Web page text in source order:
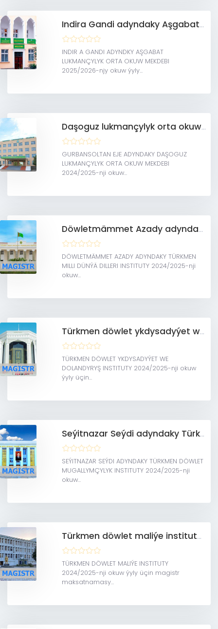
Indira Gandi adyndaky Aşgabat lukmançylyk orta okuw mekdebi
INDIR A GANDI ADYNDKY AŞGABAT
LUKMANÇYLYK ORTA OKUW MEKDEBI
2025/2026-njy okuw ýyly...
Daşoguz lukmançylyk orta okuw mekdebi
GURBANSOLTAN EJE ADYNDAKY DAŞOGUZ
LUKMANÇYLYK ORTA OKUW MEKDEBI
2024/2025-nji okuw...
Döwletmämmet Azady adyndaky Türkmen milli dünýä dilleri instituty (Magistratura)
DÖWLETMÄMMET AZADY ADYNDAKY TÜRKMEN
MILLI DÜNÝÄ DILLERI INSTITUTY 2024/2025-nji
okuw...
Türkmen döwlet ykdysadyýet we dolandyryş instituty (Magistratura)
TÜRKMEN DÖWLET YKDYSADYÝET WE
DOLANDYRYŞ INSTITUTY 2024/2025-nji okuw
ýyly üçin...
Seýitnazar Seýdi adyndaky Türkmen döwlet mugallymçylyk instituty (Magistratura)
SEÝITNAZAR SEÝDI ADYNDAKY TÜRKMEN DÖWLET
MUGALLYMÇYLYK INSTITUTY 2024/2025-nji
okuw...
Türkmen döwlet maliýe instituty (Magistratura)
TÜRKMEN DÖWLET MALIÝE INSTITUTY
2024/2025-nji okuw ýyly üçin magistr
maksatnamasy...